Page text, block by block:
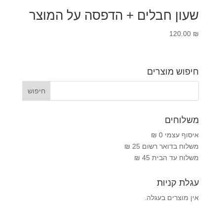
שעון חבלים + הדפסה על המוצר
120.00 ₪
חיפוש מוצרים
משלוחים
איסוף עצמי 0 ₪
משלוח בדואר רשום 25 ₪
משלוח עד הבית 45 ₪
עגלת קניות
אין מוצרים בעגלה.